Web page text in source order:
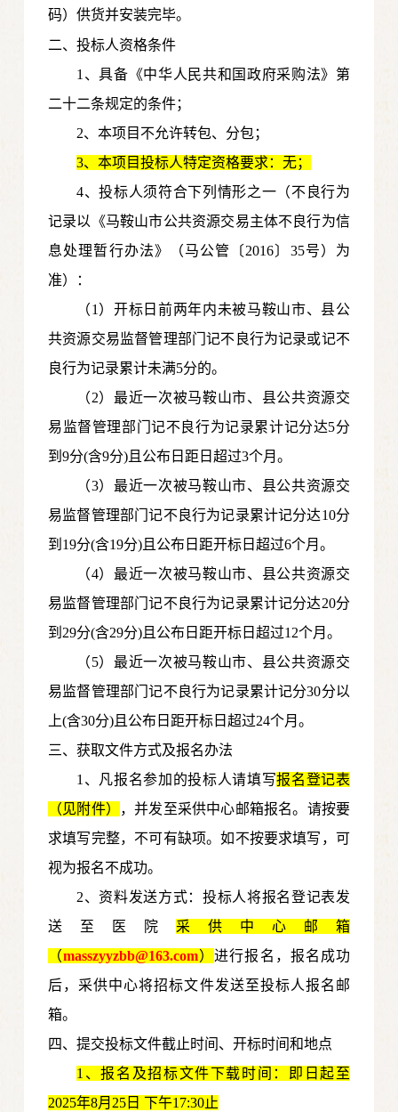
码）供货并安装完毕。
二、投标人资格条件
1、具备《中华人民共和国政府采购法》第
二十二条规定的条件；
2、本项目不允许转包、分包；
3、本项目投标人特定资格要求：无；
4、投标人须符合下列情形之一（不良行为
记录以《马鞍山市公共资源交易主体不良行为信
息处理暂行办法》（马公管〔2016〕35号）为
准）：
（1）开标日前两年内未被马鞍山市、县公
共资源交易监督管理部门记不良行为记录或记不
良行为记录累计未满5分的。
（2）最近一次被马鞍山市、县公共资源交
易监督管理部门记不良行为记录累计记分达5分
到9分(含9分)且公布日距日超过3个月。
（3）最近一次被马鞍山市、县公共资源交
易监督管理部门记不良行为记录累计记分达10分
到19分(含19分)且公布日距开标日超过6个月。
（4）最近一次被马鞍山市、县公共资源交
易监督管理部门记不良行为记录累计记分达20分
到29分(含29分)且公布日距开标日超过12个月。
（5）最近一次被马鞍山市、县公共资源交
易监督管理部门记不良行为记录累计记分30分以
上(含30分)且公布日距开标日超过24个月。
三、获取文件方式及报名办法
1、凡报名参加的投标人请填写报名登记表
（见附件）
，并发至采供中心邮箱报名。请按要
求填写完整，不可有缺项。如不按要求填写，可
视为报名不成功。
2、资料发送方式：投标人将报名登记表发
送至医院 采供中心邮箱
（masszyyzbb@163.com）进行报名，报名成功
后，采供中心将招标文件发送至投标人报名邮
箱。
四、提交投标文件截止时间、开标时间和地点
1 、报名及招标文件下载时间：即日起至
2025年8月25日 下午17:30止